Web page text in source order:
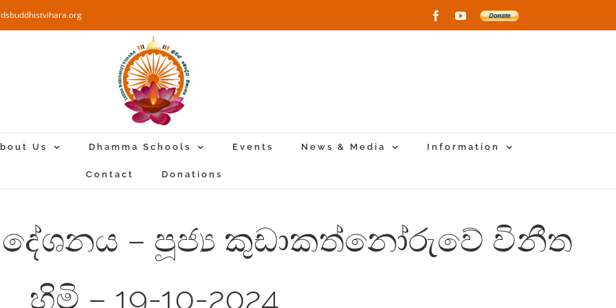
FacebookYouTube
Donate
Us Dhamma Schools Events News & Media Information
Contact Donations
දේශනය – පූජ්‍ය කුඩාකත්නෝරුවේ විනීත
හිමි – 19-10-2024